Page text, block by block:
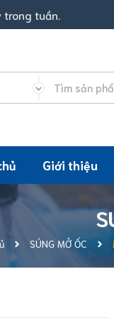
tuần.
Giới thiệu
SÚNG MỞ ỐC